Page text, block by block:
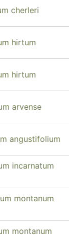
cherleri
hirtum
hirtum
arvense
angustifolium
incarnatum
montanum
montanum